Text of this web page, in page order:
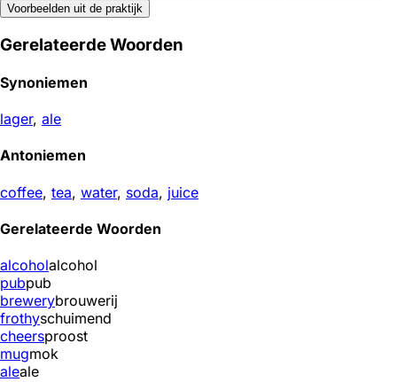
Voorbeelden uit de praktijk
Gerelateerde Woorden
Synoniemen
lager, ale
Antoniemen
coffee, tea, water, soda, juice
Gerelateerde Woorden
alcoholalcohol
pubpub
brewerybrouwerij
frothyschuimend
cheersproost
mugmok
aleale